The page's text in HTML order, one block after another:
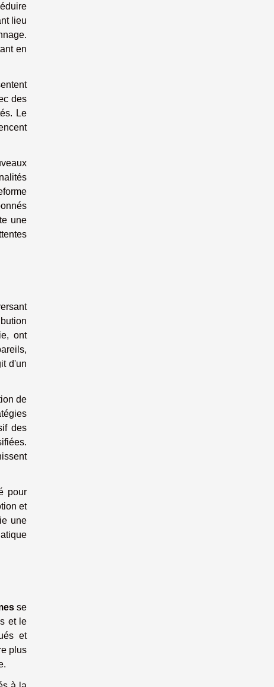
lieu
en
des
Le
une
ont
d'un
de
des
pour
et
une
se
et le
et
plus